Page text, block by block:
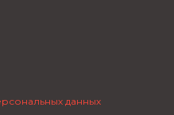
данных